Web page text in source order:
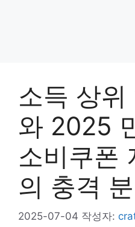
소득 상위
와 2025
소비쿠폰
의 충격
2025-07-04 작성자: